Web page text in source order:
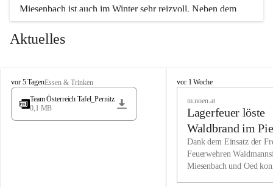
Miesenbach ist auch im Winter sehr reizvoll. Neben dem
Eisstockschießen gibt es auf dem nahe gelegenen Unterberg
wunderschöne Naturschneepisten, die zum Schifahren oder
vielfältige Angebot unserer Kulturvereine.
Überzeugen Sie sich selbst, dass Sie in Miesenbach sowie
in den Beherbergungsbetrieben, Gaststätten und urigen
Wir kennen Miesenbach als lebens- und liebenswerten Ort.
Tradition und Innovation werden ebenso groß geschrieben
Aktuelles
M
i
s
vor 5 TagenEssen & Trinken
Team Österreich Tafel_Pernitz
0,1 MB
M
h
vor 1 Woche
m.noen.at
Lagerfeuer löste
Waldbrand im
aus
Dank dem Einsatz der
Feuerwehren
Miesenbach und Oed